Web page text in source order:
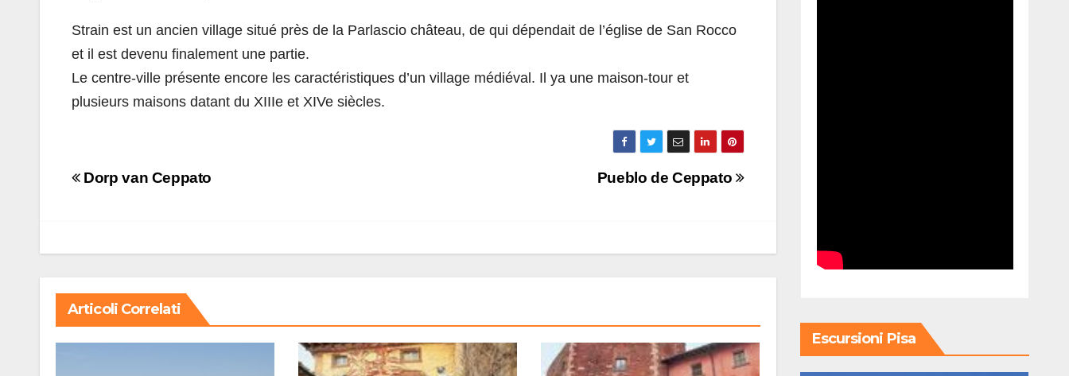
Strain est un ancien village situé près de la Parlascio château, de qui dépendait de l’église de San Rocco
et il est devenu finalement une partie.
Le centre-ville présente encore les caractéristiques d’un village médiéval. Il ya une maison-tour et
plusieurs maisons datant du XIIIe et XIVe siècles.
Navigazione
Pueblo de Ceppato
Dorp van Ceppato
Articoli Correlati
Escursioni Pisa